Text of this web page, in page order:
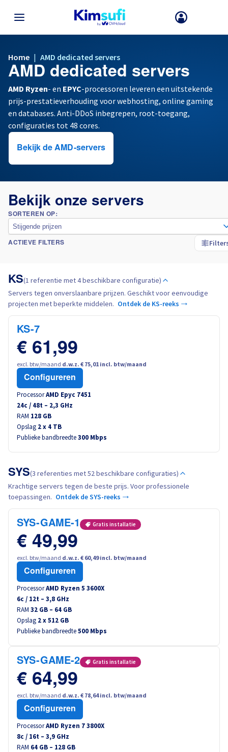
Uw keuze van land en/of regio kan bepaalde factoren zoals valuta,
en productbeschikbaarheid wijzigen.
Frankrijk
Duitsland
Verenigd Koninkrijk
Ierland
Nederland
Polen
Portugal
Marokko
Senegal
Tunesië
Canada (en)
América Latina
Australia
Singapore
India
Asia
World
Home | AMD dedicated servers
AMD dedicated servers
AMD Ryzen- en EPYC-processoren leveren een uitstekende
prijs-prestatieverhouding voor webhosting, online gaming
en databases. Anti-DDoS inbegrepen, root-toegang,
configuraties tot 48 cores.
Bekijk de AMD-servers
Bekijk onze servers
SORTEREN OP:
Stijgende prijzen
ACTIEVE FILTERS
KS(1 referentie met 4 beschikbare configuratie)
Servers tegen onverslaanbare prijzen. Geschikt voor eenvoudige
projecten met beperkte middelen. Ontdek de KS-reeks →
KS-7
€ 61,99
excl. btw/maand d.w.z. € 75,01 incl. btw/maand
Configureren
ProcessorAMD Epyc 7451
24c / 48t – 2,3 GHz
RAM 128 GB
Opslag 2 x 4 TB
Publieke bandbreedte300 Mbps
SYS(3 referenties met 52 beschikbare configuraties)
Krachtige servers tegen de beste prijs. Voor professionele
toepassingen. Ontdek de SYS-reeks →
SYS-GAME-1 Gratis installatie
€ 49,99
excl. btw/maand d.w.z. € 60,49 incl. btw/maand
Configureren
ProcessorAMD Ryzen 5 3600X
6c / 12t – 3,8 GHz
RAM 32 GB – 64 GB
Opslag 2 x 512 GB
Publieke bandbreedte500 Mbps
SYS-GAME-2 Gratis installatie
€ 64,99
excl. btw/maand d.w.z. € 78,64 incl. btw/maand
Configureren
ProcessorAMD Ryzen 7 3800X
8c / 16t – 3,9 GHz
RAM 64 GB – 128 GB